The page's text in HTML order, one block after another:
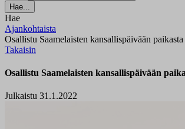
Hae...
Hae
Ajankohtaista
Osallistu Saamelaisten kansallispäivään
Takaisin
Osallistu Saamelaisten kansallispäivään
Julkaistu 31.1.2022